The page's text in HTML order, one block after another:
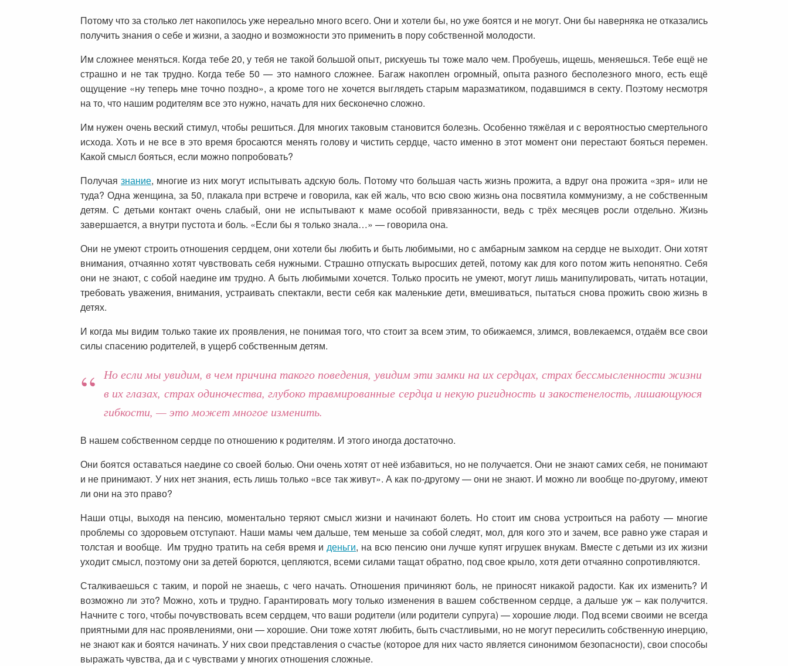
Потому что за столько лет накопилось уже нереально много всего. Они и хотели бы, но уже боятся и не могут. Они бы наверняка не отказались
получить знания о себе и жизни, а заодно и возможности это применить в пору собственной молодости.
Им сложнее меняться. Когда тебе 20, у тебя не такой большой опыт, рискуешь ты тоже мало чем. Пробуешь, ищешь, меняешься. Тебе ещё не
страшно и не так трудно. Когда тебе 50 — это намного сложнее. Багаж накоплен огромный, опыта разного бесполезного много, есть ещё
ощущение «ну теперь мне точно поздно», а кроме того не хочется выглядеть старым маразматиком, подавшимся в секту. Поэтому несмотря
на то, что нашим родителям все это нужно, начать для них бесконечно сложно.
Им нужен очень веский стимул, чтобы решиться. Для многих таковым становится болезнь. Особенно тяжёлая и с вероятностью смертельного
исхода. Хоть и не все в это время бросаются менять голову и чистить сердце, часто именно в этот момент они перестают бояться перемен.
Какой смысл бояться, если можно попробовать?
Получаязнание, многие из них могут испытывать адскую боль. Потому что большая часть жизнь прожита, а вдруг она прожита «зря» или не
туда? Одна женщина, за 50, плакала при встрече и говорила, как ей жаль, что всю свою жизнь она посвятила коммунизму, а не собственным
детям. С детьми контакт очень слабый, они не испытывают к маме особой привязанности, ведь с трёх месяцев росли отдельно. Жизнь
завершается, а внутри пустота и боль. «Если бы я только знала…» — говорила она.
Они не умеют строить отношения сердцем, они хотели бы любить и быть любимыми, но с амбарным замком на сердце не выходит. Они хотят
внимания, отчаянно хотят чувствовать себя нужными. Страшно отпускать выросших детей, потому как для кого потом жить непонятно. Себя
они не знают, с собой наедине им трудно. А быть любимыми хочется. Только просить не умеют, могут лишь манипулировать, читать нотации,
требовать уважения, внимания, устраивать спектакли, вести себя как маленькие дети, вмешиваться, пытаться снова прожить свою жизнь в
детях.
И когда мы видим только такие их проявления, не понимая того, что стоит за всем этим, то обижаемся, злимся, вовлекаемся, отдаём все свои
силы спасению родителей, в ущерб собственным детям.
Но если мы увидим, в чем причина такого поведения, увидим эти замки на их сердцах, страх бессмысленности жизни
в их глазах, страх одиночества, глубоко травмированные сердца и некую ригидность и закостенелость, лишающуюся
гибкости, — это может многое изменить.
В нашем собственном сердце по отношению к родителям. И этого иногда достаточно.
Они боятся оставаться наедине со своей болью. Они очень хотят от неё избавиться, но не получается. Они не знают самих себя, не понимают
и не принимают. У них нет знания, есть лишь только «все так живут». А как по-другому — они не знают. И можно ли вообще по-другому, имеют
ли они на это право?
Наши отцы, выходя на пенсию, моментально теряют смысл жизни и начинают болеть. Но стоит им снова устроиться на работу — многие
проблемы со здоровьем отступают. Наши мамы чем дальше, тем меньше за собой следят, мол, для кого это и зачем, все равно уже старая и
толстая и вообще. Им трудно тратить на себя время и деньги, на всю пенсию они лучше купят игрушек внукам. Вместе с детьми из их жизни
уходит смысл, поэтому они за детей борются, цепляются, всеми силами тащат обратно, под свое крыло, хотя дети отчаянно сопротивляются.
Сталкиваешься с таким, и порой не знаешь, с чего начать. Отношения причиняют боль, не приносят никакой радости. Как их изменить? И
возможно ли это? Можно, хоть и трудно. Гарантировать могу только изменения в вашем собственном сердце, а дальше уж – как получится.
Начните с того, чтобы почувствовать всем сердцем, что ваши родители (или родители супруга) — хорошие люди. Под всеми своими не всегда
приятными для нас проявлениями, они — хорошие. Они тоже хотят любить, быть счастливыми, но не могут пересилить собственную инерцию,
не знают как и боятся начинать. У них свои представления о счастье (которое для них часто является синонимом безопасности), свои способы
выражать чувства, да и с чувствами у многих отношения сложные.